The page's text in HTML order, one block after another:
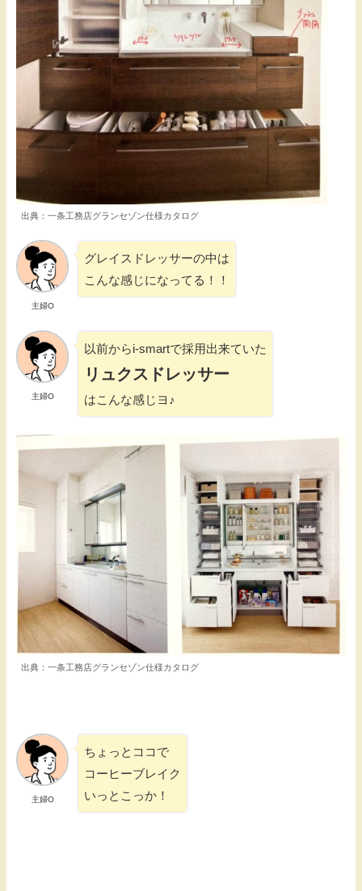
出典：一条工務店グランセゾン仕様カタログ
主婦O
グレイスドレッサーの中は
こんな感じになってる！！
主婦O
以前からi-smartで採用出来ていた
リュクスドレッサー
はこんな感じヨ♪
出典：一条工務店グランセゾン仕様カタログ
主婦O
ちょっとココで
コーヒーブレイク
いっとこっか！